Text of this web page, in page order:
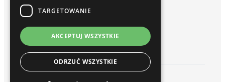
Kim jesteśmy
Partnerzy
Kariera
Kontakt
TARGETOWANIE
AKCEPTUJ WSZYSTKIE
ODRZUĆ WSZYSTKIE